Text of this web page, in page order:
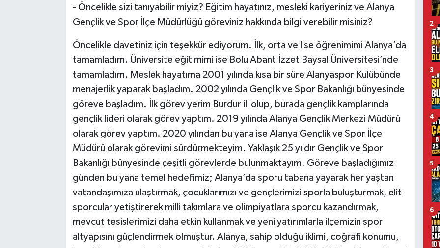
- Öncelikle sizi tanıyabilir miyiz? Eğitim hayatınız, mesleki kariyeriniz ve Alanya
Gençlik ve Spor İlçe Müdürlüğü göreviniz hakkında bilgi verebilir misiniz?
Öncelikle davetiniz için teşekkür ediyorum. İlk, orta ve lise öğrenimimi Alanya’da
tamamladım. Üniversite eğitimimi ise Bolu Abant İzzet Baysal Üniversitesi’nde
tamamladım. Meslek hayatıma 2001 yılında kısa bir süre Alanyaspor Kulübünde
menajerlik yaparak başladım. 2002 yılında Gençlik ve Spor Bakanlığı bünyesinde
göreve başladım. İlk görev yerim Burdur ili olup, burada gençlik kamplarında
gençlik lideri olarak görev yaptım. 2019 yılında Alanya Gençlik Merkezi Müdürü
olarak görev yaptım. 2020 yılından bu yana ise Alanya Gençlik ve Spor İlçe
Müdürü olarak görevimi sürdürmekteyim. Yaklaşık 25 yıldır Gençlik ve Spor
Bakanlığı bünyesinde çeşitli görevlerde bulunmaktayım. Göreve başladığımız
günden bu yana temel hedefimiz; Alanya’da sporu tabana yayarak her yaştan
vatandaşımıza ulaştırmak, çocuklarımızı ve gençlerimizi sporla buluşturmak, elit
sporcular yetiştirerek milli takımlara ve olimpiyatlara sporcu kazandırmak,
mevcut tesislerimizi daha etkin kullanmak ve yeni yatırımlarla ilçemizin spor
altyapısını güçlendirmek olmuştur. Alanya, sahip olduğu iklimi, coğrafi konumu,
2
3
4
5
6